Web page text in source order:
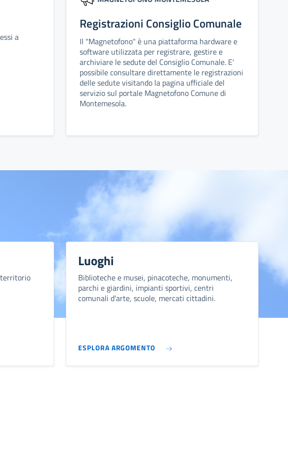
a
Registrazioni Consiglio Comunale
Il "Magnetofono" è una piattaforma hardware e
software utilizzata per registrare, gestire e
archiviare le sedute del Consiglio Comunale. E'
possibile consultare direttamente le registrazioni
delle sedute visitando la pagina ufficiale del
servizio sul portale Magnetofono Comune di
Montemesola.
Luoghi
Biblioteche e musei, pinacoteche, monumenti,
parchi e giardini, impianti sportivi, centri
comunali d'arte, scuole, mercati cittadini.
ESPLORA ARGOMENTO